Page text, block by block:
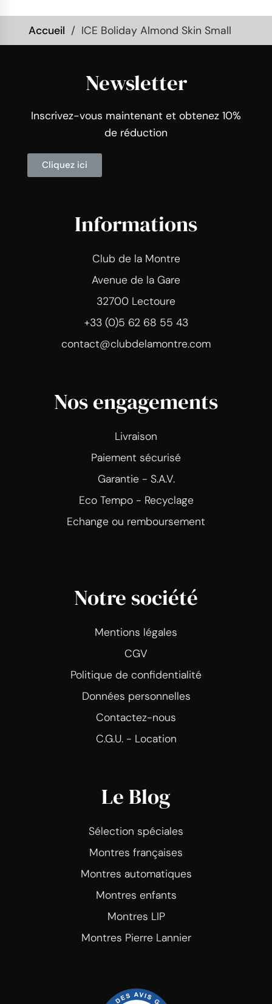
Accueil ICE Boliday Almond Skin Small
Newsletter
Inscrivez-vous maintenant et obtenez 10%
de réduction
Cliquez ici
Informations
Club de la Montre
Avenue de la Gare
32700 Lectoure
+33 (0)5 62 68 55 43
contact@clubdelamontre.com
Nos engagements
Livraison
Paiement sécurisé
Garantie - S.A.V.
Eco Tempo - Recyclage
Echange ou remboursement
Notre société
Mentions légales
CGV
Politique de confidentialité
Données personnelles
Contactez-nous
C.G.U. - Location
Le Blog
Sélection spéciales
Montres françaises
Montres automatiques
Montres enfants
Montres LIP
Montres Pierre Lannier